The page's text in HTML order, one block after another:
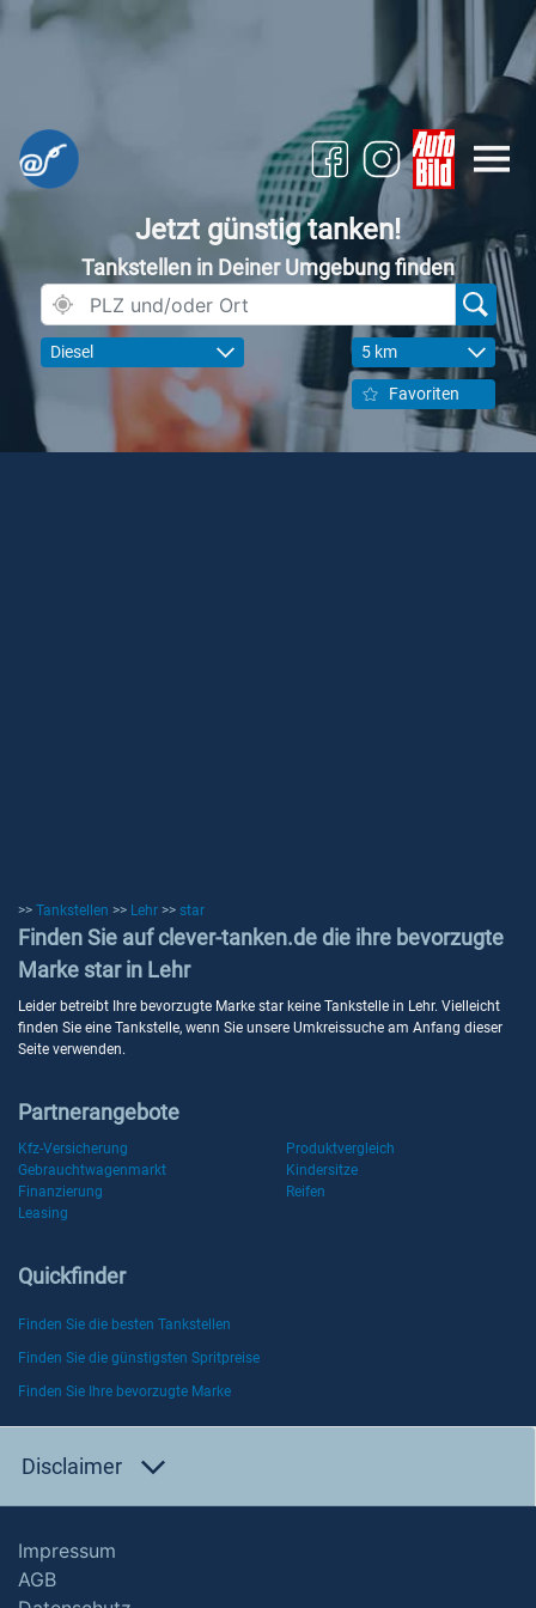
Jetzt günstig tanken!
Tankstellen in Deiner Umgebung finden
Diesel 5 km
Favoriten
>> Tankstellen >> Lehr >> star
Finden Sie auf clever-tanken.de die ihre bevorzugte
Marke star in Lehr
Leider betreibt Ihre bevorzugte Marke star keine Tankstelle in Lehr. Vielleicht
finden Sie eine Tankstelle, wenn Sie unsere Umkreissuche am Anfang dieser
Seite verwenden.
Partnerangebote
Kfz-Versicherung
Produktvergleich
Gebrauchtwagenmarkt
Kindersitze
Finanzierung
Reifen
Leasing
Quickfinder
Finden Sie die besten Tankstellen
Finden Sie die günstigsten Spritpreise
Finden Sie Ihre bevorzugte Marke
Disclaimer
Impressum
AGB